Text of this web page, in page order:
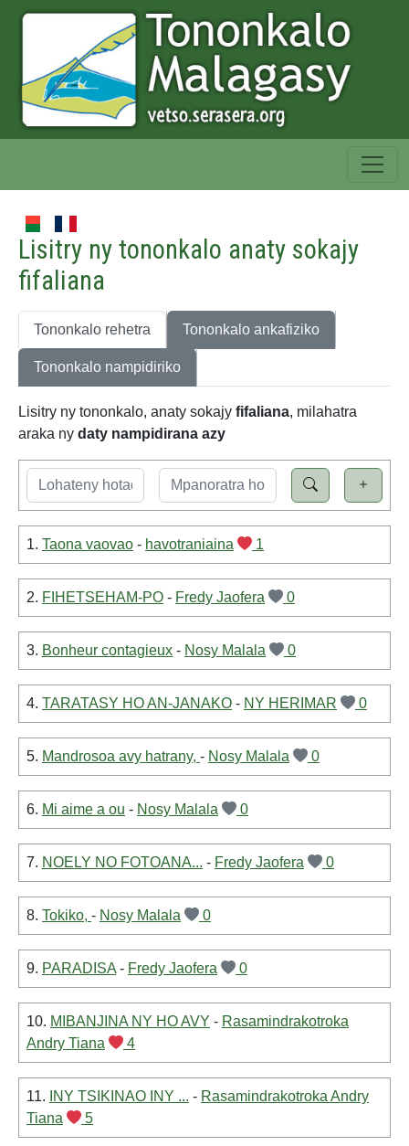
Lisitry ny tononkalo anaty sokajy
fifaliana
Tononkalo rehetra Tononkalo ankafiziko
Tononkalo nampidiriko
Lisitry ny tononkalo, anaty sokajy fifaliana, milahatra
araka ny daty nampidirana azy
1. Taona vaovao - havotraniaina 1
2. FIHETSEHAM-PO - Fredy Jaofera 0
3. Bonheur contagieux - Nosy Malala 0
4. TARATASY HO AN-JANAKO - NY HERIMAR 0
5. Mandrosoa avy hatrany, - Nosy Malala 0
6. Mi aime a ou - Nosy Malala 0
7. NOELY NO FOTOANA... - Fredy Jaofera 0
8. Tokiko, - Nosy Malala 0
9. PARADISA - Fredy Jaofera 0
10. MIBANJINA NY HO AVY - Rasamindrakotroka
Andry Tiana
4
11. INY TSIKINAO INY ... - Rasamindrakotroka Andry
Tiana
5